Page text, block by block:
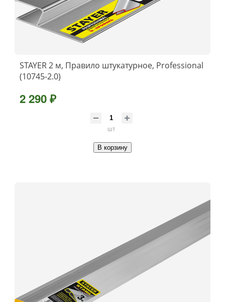
STAYER 2 м, Правило штукатурное, Professional
(10745-2.0)
2 290 ₽
шт
В корзину